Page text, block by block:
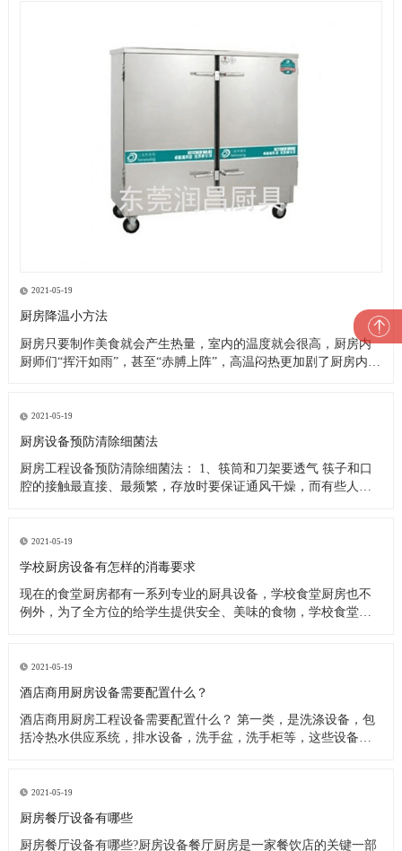
2021-05-19
厨房降温小方法
厨房只要制作美食就会产生热量，室内的温度就会很高，厨房内
厨师们“挥汗如雨”，甚至“赤膊上阵”，高温闷热更加剧了厨房内的
热，严重影响厨师们的身心健康，大大降低了他们的工作效率及
工作热情
2021-05-19
厨房设备预防清除细菌法
厨房工程设备预防清除细菌法： 1、筷筒和刀架要透气 筷子和口
腔的接触最直接、最频繁，存放时要保证通风干燥，而有些人把
筒，并把它钉在墙上或放在通风处，这样能很快把水沥干。还有
人习惯在筷子上搭
2021-05-19
学校厨房设备有怎样的消毒要求
现在的食堂厨房都有一系列专业的厨具设备，学校食堂厨房也不
例外，为了全方位的给学生提供安全、美味的食物，学校食堂厨
校食堂厨房设备清洗消毒要求 1、使用后的餐具必须在指定的餐具
洗涤槽内将食
2021-05-19
酒店商用厨房设备需要配置什么？
酒店商用厨房工程设备需要配置什么？ 第一类，是洗涤设备，包
括冷热水供应系统，排水设备，洗手盆，洗手柜等，这些设备在
类，是饮食用具，主要包括餐厅家具和饮食用具。 第三类，食物
用具。炊具，
2021-05-19
厨房餐厅设备有哪些
厨房餐厅设备有哪些?厨房设备餐厅厨房是一家餐饮店的关键一部